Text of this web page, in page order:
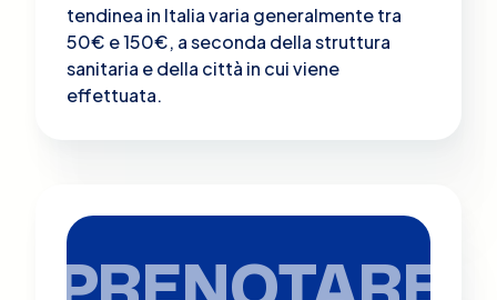
tendinea in Italia varia generalmente tra
50€ e 150€, a seconda della struttura
sanitaria e della città in cui viene
effettuata.